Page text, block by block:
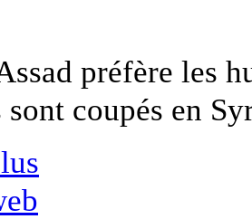
préfère les
coupés en